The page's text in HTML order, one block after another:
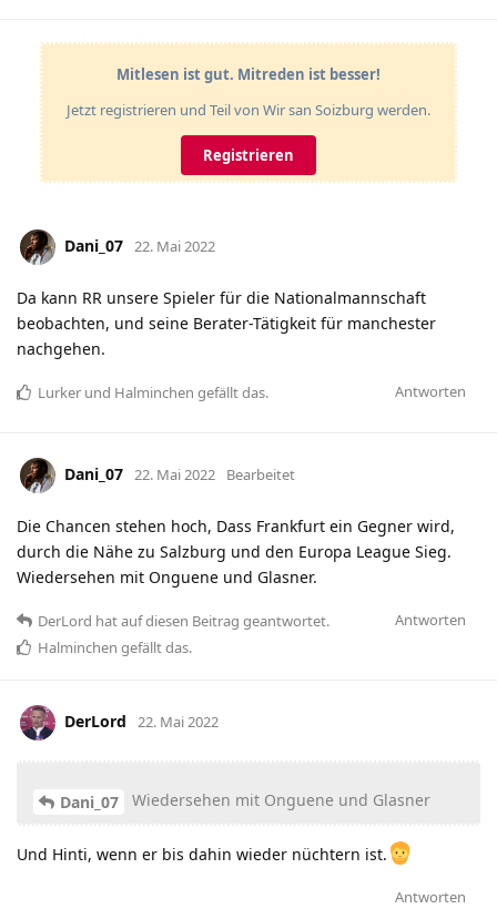
Mitlesen ist gut. Mitreden ist besser!
Jetzt registrieren und Teil von Wir san Soizburg werden.
Registrieren
Dani_07 22. Mai 2022
Da kann RR unsere Spieler für die Nationalmannschaft
beobachten, und seine Berater-Tätigkeit für manchester
nachgehen.
Antworten
Lurker und Halminchen gefällt das.
Dani_07 22. Mai 2022 Bearbeitet
Die Chancen stehen hoch, Dass Frankfurt ein Gegner wird,
durch die Nähe zu Salzburg und den Europa League Sieg.
Wiedersehen mit Onguene und Glasner.
Antworten
DerLord hatauf diesen Beitrag geantwortet.
Halminchen gefällt das.
DerLord 22. Mai 2022
Dani_07 Wiedersehen mit Onguene und Glasner
Und Hinti, wenn er bis dahin wieder nüchtern ist.
Antworten